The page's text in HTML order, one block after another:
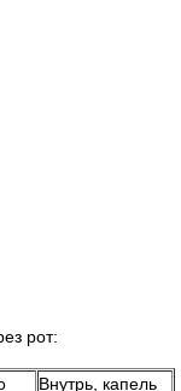
рот:
Внутрь, капель